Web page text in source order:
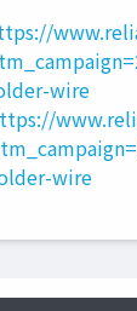
wire
wire